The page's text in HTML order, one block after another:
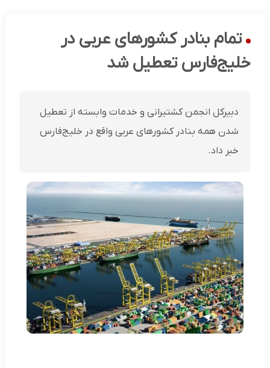
تمام بنادر کشورهای عربی در
خلیج‌فارس تعطیل شد
دبیرکل انجمن کشتیرانی و خدمات وابسته از تعطیل
شدن همه بنادر کشورهای عربی واقع در خلیج‌فارس
خبر داد.